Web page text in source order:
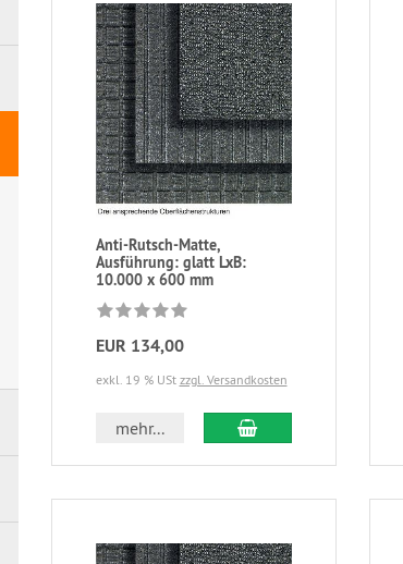
Anti-Rutsch-Matte,
Ausführung: glatt LxB:
10.000 x 600 mm
EUR 134,00
exkl. 19 % USt zzgl. Versandkosten
mehr...